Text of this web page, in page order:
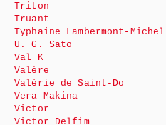
Triton
Truant
Typhaine Lambermont-Michel
U. G. Sato
Val K
Valère
Valérie de Saint-Do
Vera Makina
Victor
Victor Delfim